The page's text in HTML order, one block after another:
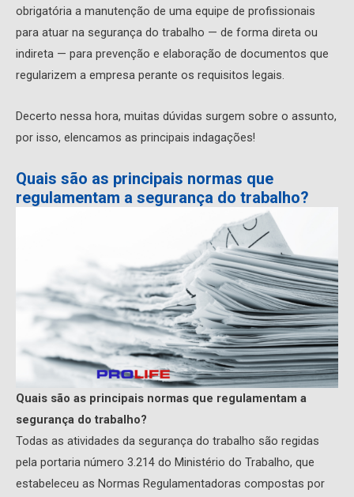
obrigatória a manutenção de uma equipe de profissionais
para atuar na segurança do trabalho — de forma direta ou
indireta — para prevenção e elaboração de documentos que
regularizem a empresa perante os requisitos legais.
Decerto nessa hora, muitas dúvidas surgem sobre o assunto,
por isso, elencamos as principais indagações!
Quais são as principais normas que
regulamentam a segurança do trabalho?
Quais são as principais normas que regulamentam a
segurança do trabalho?
Todas as atividades da segurança do trabalho são regidas
pela portaria número 3.214 do Ministério do Trabalho, que
estabeleceu as Normas Regulamentadoras compostas por